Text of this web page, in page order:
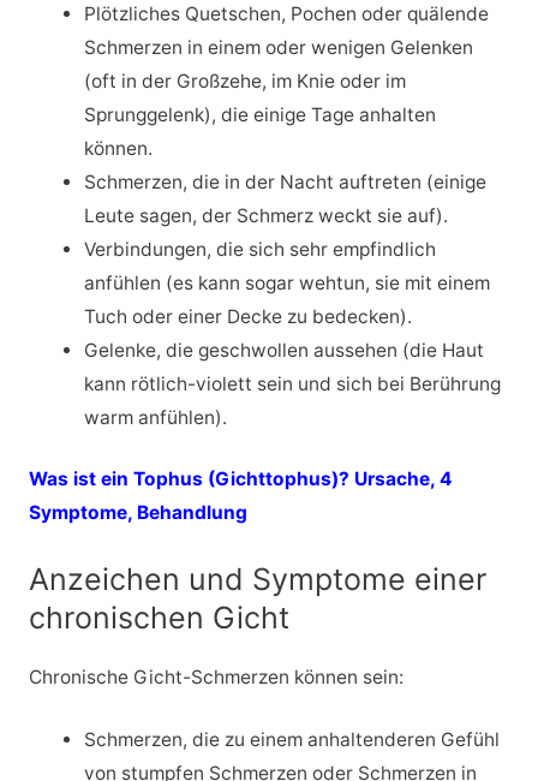
Plötzliches Quetschen, Pochen oder quälende
Schmerzen in einem oder wenigen Gelenken
(oft in der Großzehe, im Knie oder im
Sprunggelenk), die einige Tage anhalten
können.
Schmerzen, die in der Nacht auftreten (einige
Leute sagen, der Schmerz weckt sie auf).
Verbindungen, die sich sehr empfindlich
anfühlen (es kann sogar wehtun, sie mit einem
Tuch oder einer Decke zu bedecken).
Gelenke, die geschwollen aussehen (die Haut
kann rötlich-violett sein und sich bei Berührung
warm anfühlen).
Was ist ein Tophus (Gichttophus)? Ursache, 4
Symptome, Behandlung
Anzeichen und Symptome einer
chronischen Gicht
Chronische Gicht-Schmerzen können sein:
Schmerzen, die zu einem anhaltenderen Gefühl
von stumpfen Schmerzen oder Schmerzen in